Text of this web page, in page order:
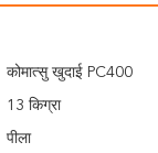
कोमात्सु खुदाई PC400
13 किग्रा
पीला